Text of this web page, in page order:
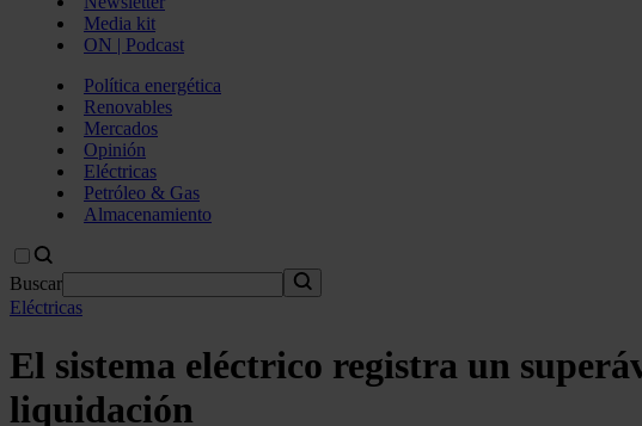
Media kit
ON | Podcast
Política energética
Renovables
Mercados
Opinión
Eléctricas
Petróleo & Gas
Almacenamiento
Buscar
Eléctricas
El sistema eléctrico registra un
liquidación